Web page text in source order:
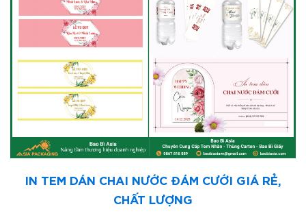
IN TEM DÁN CHAI NƯỚC ĐÁM CƯỚI GIÁ RẺ,
CHẤT LƯỢNG